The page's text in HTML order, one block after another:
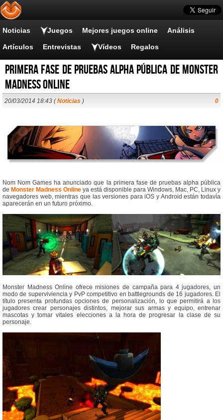
Noticias Juegos Mejores juegos online Análisis
Artículos Entrevistas Vídeos Regalos
Primera fase de pruebas alpha pública de Monster
Madness Online
20/03/2014 18:43 (Noticias ) 0
Nom Nom Games ha anunciado que la primera fase de pruebas alpha pública
de Monster Madness Online ya está disponible para Windows, Mac, PC, Linux y
navegadores web, mientras que las versiones para iOS y Android están todavía
aparecerán en un futuro próximo.
Monster Madness Online ofrece misiones de campaña para 4 jugadores, un
modo de superviviencia y PvP competitivo en battlegrounds de 16 jugadores. El
título presenta profundas opciones de personalización, lo que permitirá a los
jugadores crear personajes distintos, mejorar sus armas y equipo, entrenar
mascotas y tomar vitales elecciones a la hora de progresar la clase de su
personaje.